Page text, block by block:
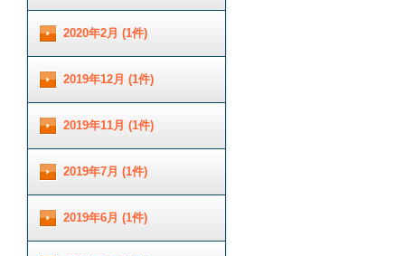
2020年2月 (1件)
2019年12月 (1件)
2019年11月 (1件)
2019年7月 (1件)
2019年6月 (1件)